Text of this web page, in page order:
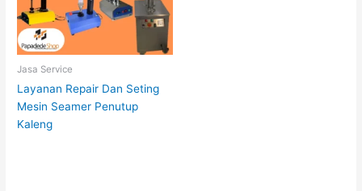
Jasa Service
Layanan Repair Dan Seting
Mesin Seamer Penutup
Kaleng